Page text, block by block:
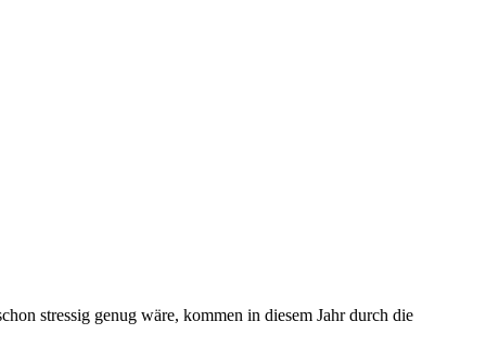
stressig genug wäre, kommen in diesem Jahr durch die